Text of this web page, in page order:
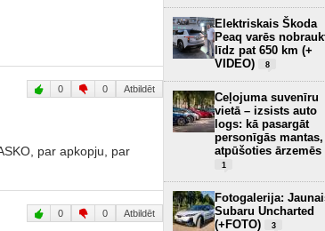
0 0 Atbildēt
par apkopju, par
0 0 Atbildēt
Elektriskais Škoda
Peaq varēs
līdz pat 650 km (+
VIDEO)
8
Ceļojuma suvenīru
vietā – izsists auto
logs: kā pasargāt
personīgās mantas,
atpūšoties ārzemēs
1
Fotogalerija:
Subaru Uncharted
(+FOTO)
3